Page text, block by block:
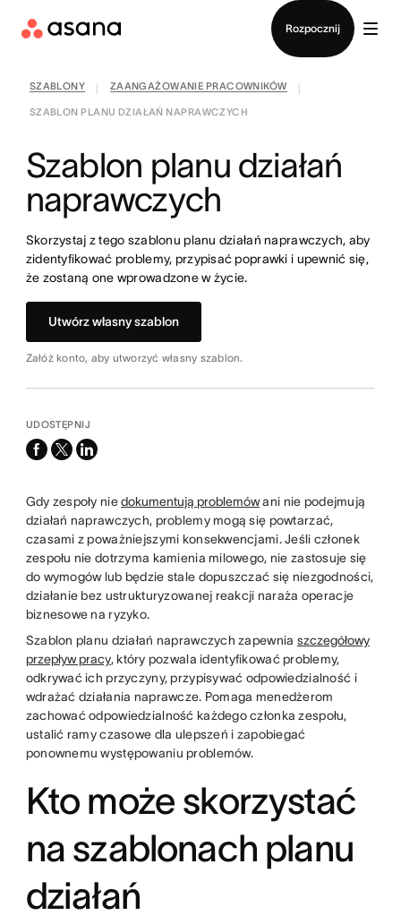
Rozpocznij
SZABLONY ZAANGAŻOWANIE PRACOWNIKÓW
SZABLON PLANU DZIAŁAŃ NAPRAWCZYCH
Szablon planu działań
naprawczych
Skorzystaj z tego szablonu planu działań naprawczych, aby
zidentyfikować problemy, przypisać poprawki i upewnić się,
że zostaną one wprowadzone w życie.
Utwórz własny szablon
Załóż konto, aby utworzyć własny szablon.
UDOSTĘPNIJ
facebook
x-
linkedin
Gdy zespoły niedokumentują problemówani nie podejmują
działań naprawczych, problemy mogą się powtarzać,
czasami z poważniejszymi konsekwencjami. Jeśli członek
zespołu nie dotrzyma kamienia milowego, nie zastosuje się
do wymogów lub będzie stale dopuszczać się niezgodności,
działanie bez ustrukturyzowanej reakcji naraża operacje
biznesowe na ryzyko.
Szablon planu działań naprawczych zapewnia szczegółowy
przepływ pracy, który pozwala identyfikować problemy,
odkrywać ich przyczyny, przypisywać odpowiedzialność i
wdrażać działania naprawcze. Pomaga menedżerom
zachować odpowiedzialność każdego członka zespołu,
ustalić ramy czasowe dla ulepszeń i zapobiegać
ponownemu występowaniu problemów.
Kto może skorzystać
na szablonach planu
działań